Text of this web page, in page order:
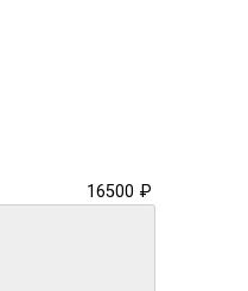
16500 ₽